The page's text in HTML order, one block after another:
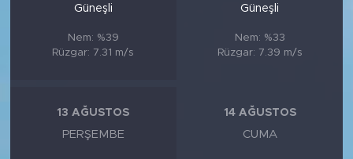
Güneşli
Nem: %39
Rüzgar: 7.31 m/s
Güneşli
Nem: %33
Rüzgar: 7.39 m/s
13 AĞUSTOS
PERŞEMBE
14 AĞUSTOS
CUMA